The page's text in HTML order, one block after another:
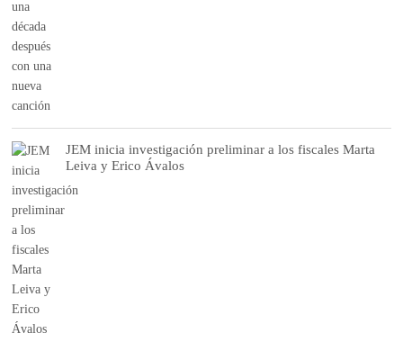
JEM inicia investigación preliminar a los fiscales Marta
Leiva y Erico Ávalos